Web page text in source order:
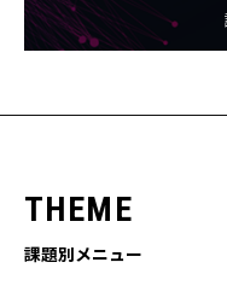
THEME
課題別メニュー